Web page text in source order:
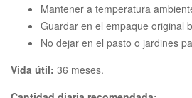
Mantener a temperatura
Guardar en el empaque original
No dejar en el pasto o jardines
Vida útil: 36 meses.